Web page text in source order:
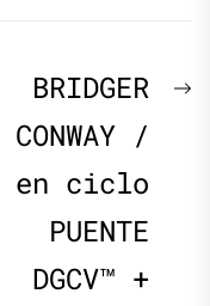
BRIDGER
CONWAY /
en ciclo
PUENTE
DGCV™ +